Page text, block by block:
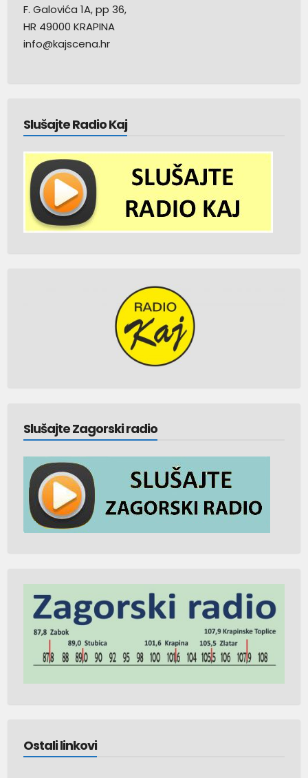
F. Galovića 1A, pp 36,
HR 49000 KRAPINA
info@kajscena.hr
Slušajte Radio Kaj
Slušajte Zagorski radio
Ostali linkovi